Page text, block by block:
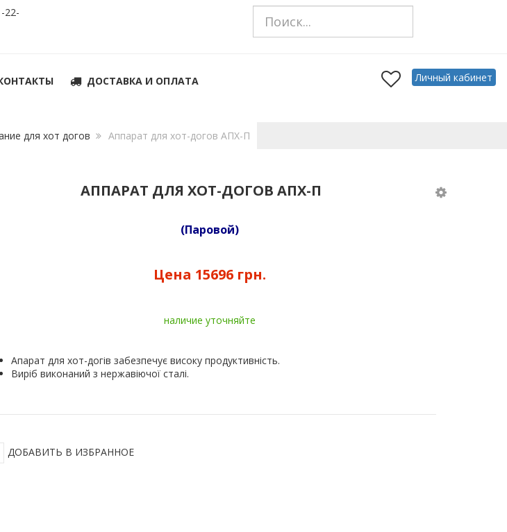
22-
ДОСТАВКА И ОПЛАТА
Личный кабинет
для хот догов Аппарат для хот-догов АПХ-П
АППАРАТ ДЛЯ ХОТ-ДОГОВ АПХ-П
(Паровой)
Цена 15696 грн.
наличие уточняйте
Апарат для хот-догів забезпечує високу продуктивність.
Виріб виконаний з нержавіючої сталі.
ДОБАВИТЬ В ИЗБРАННОЕ